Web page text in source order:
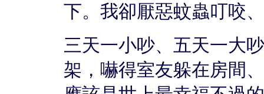
下。我卻厭惡蚊蟲叮咬
三天一小吵、五天一大
架，嚇得室友躲在房間